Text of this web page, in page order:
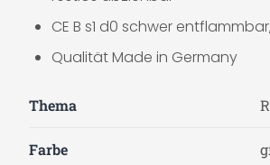
CE B s1 d0 schwer
Qualität Made in Germany
Thema
Farbe